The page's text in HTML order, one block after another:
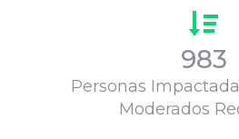
983
Personas
Moderados